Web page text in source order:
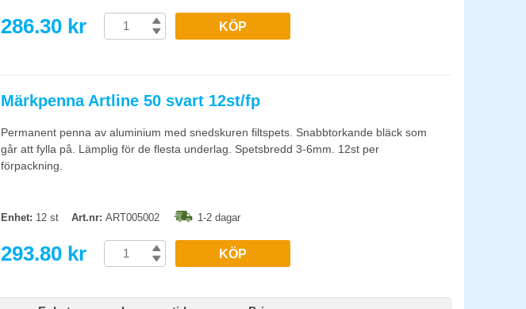
286.30 kr KÖP
Märkpenna Artline 50 svart 12st/fp
Permanent penna av aluminium med snedskuren filtspets. Snabbtorkande bläck som
går att fylla på. Lämplig för de flesta underlag. Spetsbredd 3-6mm. 12st per
förpackning.
Enhet: 12 st Art.nr: ART005002 1-2 dagar
293.80 kr KÖP